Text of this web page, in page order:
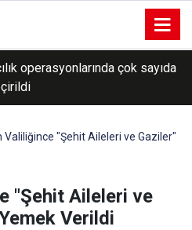
operasyonlarında çok sayıda
Valiliğince "Şehit Aileleri ve Gaziler"
"Şehit Aileleri ve
Verildi